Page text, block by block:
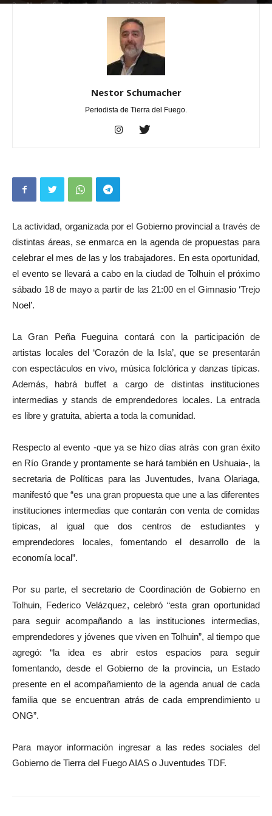
Por Nestor Schumacher - mayo 17, 2024 0
Nestor Schumacher
Periodista de Tierra del Fuego.
La actividad, organizada por el Gobierno provincial a través de
distintas áreas, se enmarca en la agenda de propuestas para
celebrar el mes de las y los trabajadores. En esta oportunidad,
el evento se llevará a cabo en la ciudad de Tolhuin el próximo
sábado 18 de mayo a partir de las 21:00 en el Gimnasio ‘Trejo
Noel’.
La Gran Peña Fueguina contará con la participación de
artistas locales del ‘Corazón de la Isla’, que se presentarán
con espectáculos en vivo, música folclórica y danzas típicas.
Además, habrá buffet a cargo de distintas instituciones
intermedias y stands de emprendedores locales. La entrada
es libre y gratuita, abierta a toda la comunidad.
Respecto al evento -que ya se hizo días atrás con gran éxito
en Río Grande y prontamente se hará también en Ushuaia-, la
secretaria de Políticas para las Juventudes, Ivana Olariaga,
manifestó que “es una gran propuesta que une a las diferentes
instituciones intermedias que contarán con venta de comidas
típicas, al igual que dos centros de estudiantes y
emprendedores locales, fomentando el desarrollo de la
economía local”.
Por su parte, el secretario de Coordinación de Gobierno en
Tolhuin, Federico Velázquez, celebró “esta gran oportunidad
para seguir acompañando a las instituciones intermedias,
emprendedores y jóvenes que viven en Tolhuin”, al tiempo que
agregó: “la idea es abrir estos espacios para seguir
fomentando, desde el Gobierno de la provincia, un Estado
presente en el acompañamiento de la agenda anual de cada
familia que se encuentran atrás de cada emprendimiento u
ONG”.
Para mayor información ingresar a las redes sociales del
Gobierno de Tierra del Fuego AIAS o Juventudes TDF.